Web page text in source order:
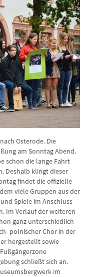
Osterode. Die
am Sonntag Abend.
schon die lange Fahrt
Deshalb klingt dieser
findet die offizielle
viele Gruppen aus der
Spiele im Anschluss
Im Verlauf der weiteren
ganz unterschiedlich
polnischer Chor in der
hergestellt sowie
schließt sich an.
im